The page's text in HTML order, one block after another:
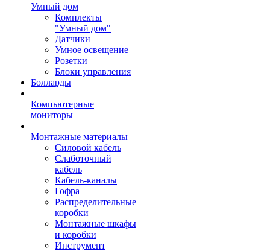
Умный дом
Комплекты
"Умный дом"
Датчики
Умное освещение
Розетки
Блоки управления
Болларды
Компьютерные
мониторы
Монтажные материалы
Силовой кабель
Слаботочный
кабель
Кабель-каналы
Гофра
Распределительные
коробки
Монтажные шкафы
и коробки
Инструмент